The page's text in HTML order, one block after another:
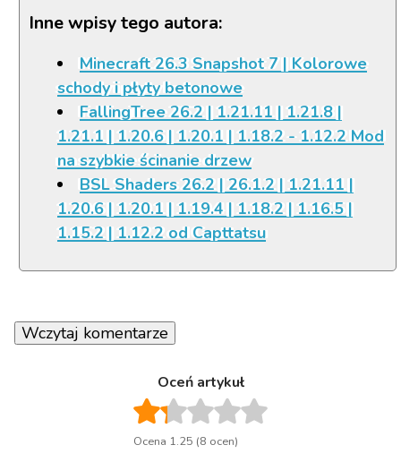
Inne wpisy tego autora:
Minecraft 26.3 Snapshot 7 | Kolorowe
schody i płyty betonowe
FallingTree 26.2 | 1.21.11 | 1.21.8 |
1.21.1 | 1.20.6 | 1.20.1 | 1.18.2 - 1.12.2 Mod
na szybkie ścinanie drzew
BSL Shaders 26.2 | 26.1.2 | 1.21.11 |
1.20.6 | 1.20.1 | 1.19.4 | 1.18.2 | 1.16.5 |
1.15.2 | 1.12.2 od Capttatsu
Wczytaj komentarze
Oceń artykuł
Ocena 1.25 (8 ocen)